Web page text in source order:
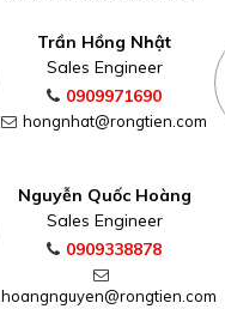
Trần Hồng Nhật
Sales Engineer
0909971690
hongnhat@rongtien.com
Nguyễn Quốc Hoàng
Sales Engineer
0909338878
hoangnguyen@rongtien.com